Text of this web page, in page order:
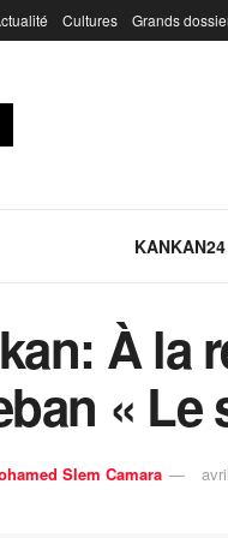
Cultures Grands
KANKAN24
À la
« Le
Slem Camara